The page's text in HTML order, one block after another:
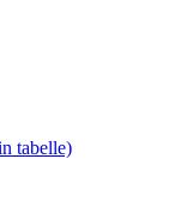
tabelle)